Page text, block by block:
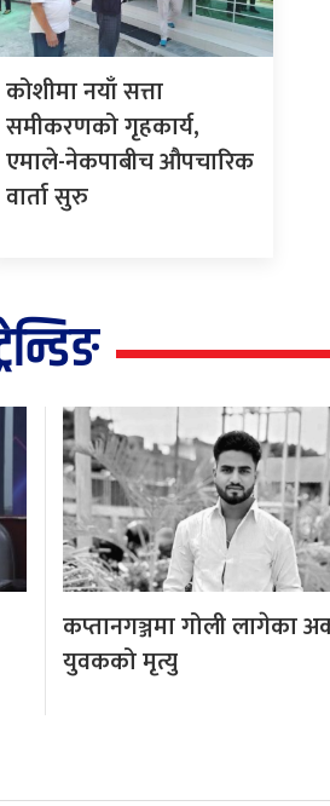
कोशीमा नयाँ सत्ता
समीकरणको गृहकार्य,
एमाले-नेकपाबीच औपचारिक
वार्ता सुरु
कप्तानगञ्जमा गोली लागेका
युवकको मृत्यु